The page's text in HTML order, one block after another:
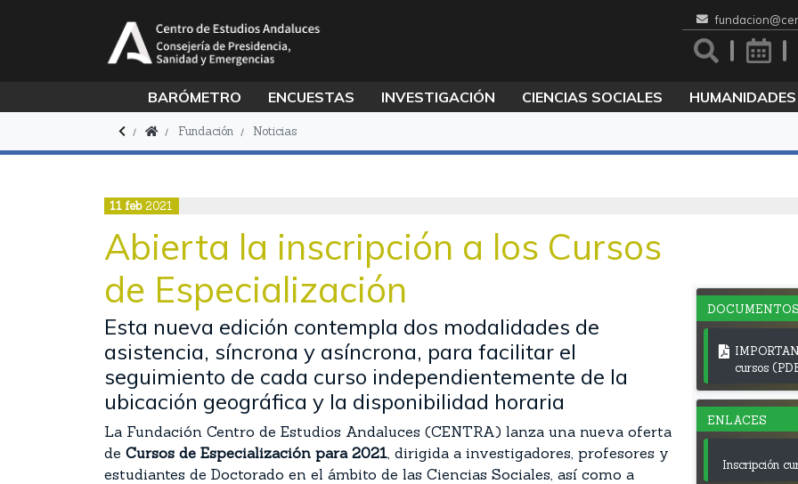
BARÓMETRO ENCUESTAS INVESTIGACIÓN CIENCIAS SOCIALES HUMANIDADES
Fundación Noticias
11 feb 2021
cursos
ENLACES
Inscripción
Abierta la inscripción a los Cursos
de Especialización
Esta nueva edición contempla dos modalidades de
asistencia, síncrona y asíncrona, para facilitar el
seguimiento de cada curso independientemente de la
ubicación geográfica y la disponibilidad horaria
La Fundación Centro de Estudios Andaluces (CENTRA) lanza una nueva oferta
de Cursos de Especialización para 2021, dirigida a investigadores, profesores y
estudiantes de Doctorado en el ámbito de las Ciencias Sociales, así como a